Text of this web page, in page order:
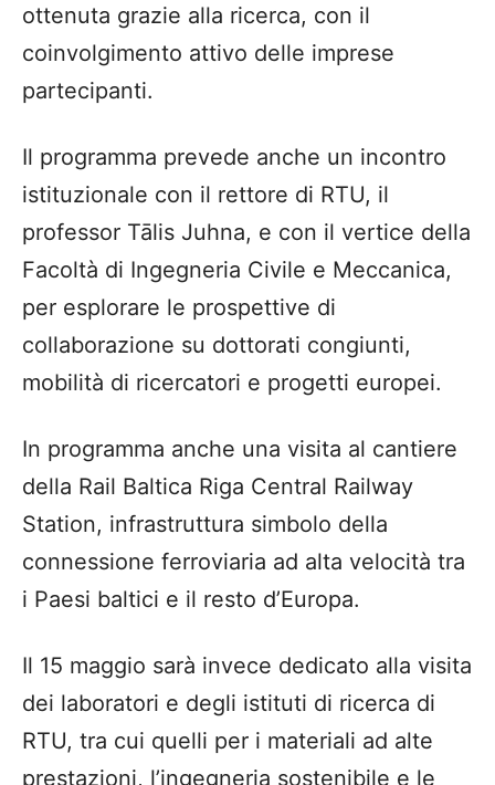
ottenuta grazie alla ricerca, con il
coinvolgimento attivo delle imprese
partecipanti.
Il programma prevede anche un incontro
istituzionale con il rettore di RTU, il
professor Tālis Juhna, e con il vertice della
Facoltà di Ingegneria Civile e Meccanica,
per esplorare le prospettive di
collaborazione su dottorati congiunti,
mobilità di ricercatori e progetti europei.
In programma anche una visita al cantiere
della Rail Baltica Riga Central Railway
Station, infrastruttura simbolo della
connessione ferroviaria ad alta velocità tra
i Paesi baltici e il resto d’Europa.
Il 15 maggio sarà invece dedicato alla visita
dei laboratori e degli istituti di ricerca di
RTU, tra cui quelli per i materiali ad alte
prestazioni, l’ingegneria sostenibile e le